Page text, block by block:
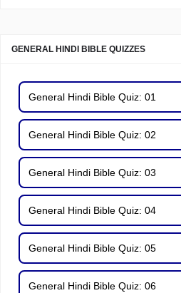
GENERAL HINDI BIBLE QUIZZES
General Hindi Bible Quiz: 01
General Hindi Bible Quiz: 02
General Hindi Bible Quiz: 03
General Hindi Bible Quiz: 04
General Hindi Bible Quiz: 05
General Hindi Bible Quiz: 06